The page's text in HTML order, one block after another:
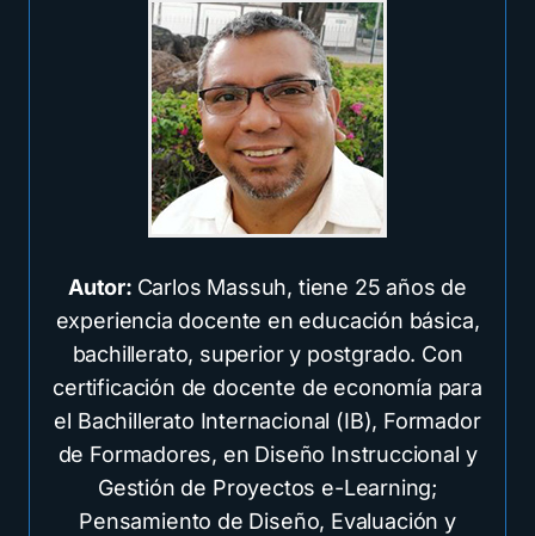
Autor: Carlos Massuh, tiene 25 años de
experiencia docente en educación básica,
bachillerato, superior y postgrado. Con
certificación de docente de economía para
el Bachillerato Internacional (IB), Formador
de Formadores, en Diseño Instruccional y
Gestión de Proyectos e-Learning;
Pensamiento de Diseño, Evaluación y